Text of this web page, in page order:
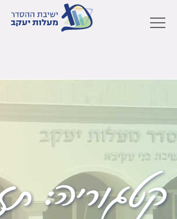
קטגוריה: